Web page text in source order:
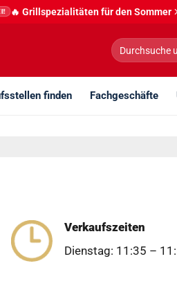
🔥 Grillspezialitäten für den Sommer
Suche
nach:
finden Fachgeschäfte
Verkaufszeiten
Dienstag: 11:35 –